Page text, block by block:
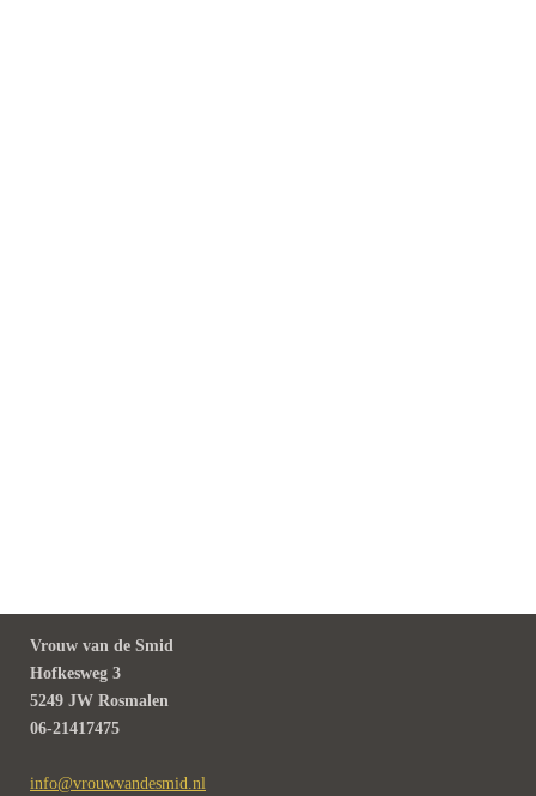
Vrouw van de Smid
Hofkesweg 3
5249 JW Rosmalen
06-21417475
info@vrouwvandesmid.nl